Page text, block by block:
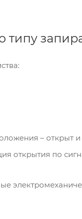
типу
– открыт и
открытия по